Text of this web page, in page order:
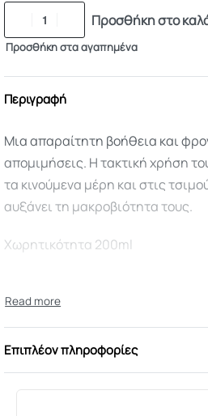
Προσθήκη στο
Προσθήκη στα αγαπημένα
Περιγραφή
Μια απαραίτητη βοήθεια και
απομιμήσεις. Η τακτική χρήση
τα κινούμενα μέρη και στις
αυξάνει τη μακροβιότητα τους.
Χωρητικότητα 200ml
Επιπλέον πληροφορίες